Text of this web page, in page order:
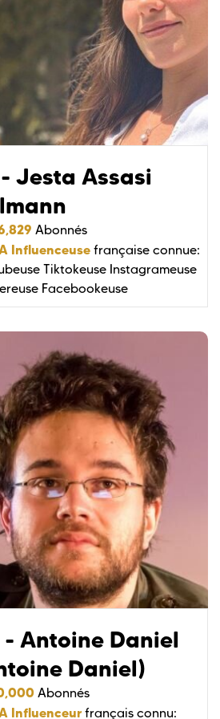
Jesta Assasi
Abonnés
Influenceuse française connue:
Tiktokeuse Instagrameuse
Facebookeuse
Antoine Daniel
Daniel)
Abonnés
Influenceur français connu: